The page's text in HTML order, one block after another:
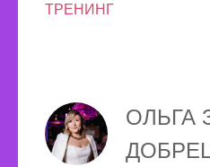
ТРЕНИНГ
ОЛЬГА